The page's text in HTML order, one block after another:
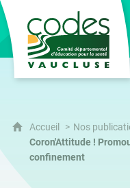
CoDES 84
Accueil Nos
Coron'Attitude !
confinement